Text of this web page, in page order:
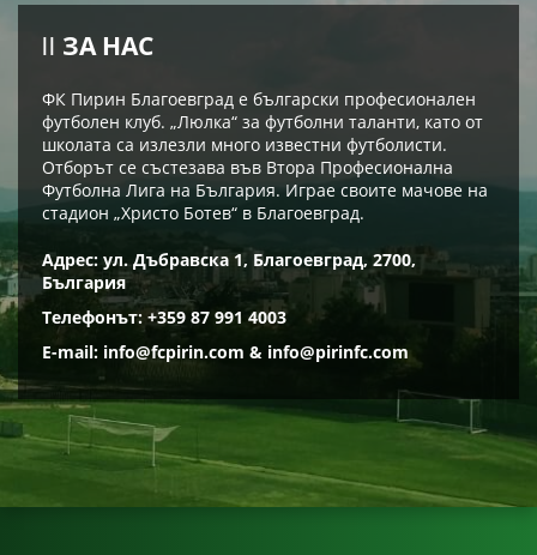
ЗА НАС
ФК Пирин Благоевград е български професионален
футболен клуб. „Люлка“ за футболни таланти, като от
школата са излезли много известни футболисти.
Отборът се състезава във Втора Професионална
Футболна Лига на България. Играе своите мачове на
стадион „Христо Ботев“ в Благоевград.
Адрес: ул. Дъбравска 1, Благоевград, 2700,
България
Телефонът: +359 87 991 4003
E-mail: info@fcpirin.com & info@pirinfc.com